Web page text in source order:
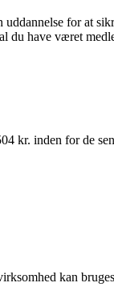
uddannelse for at
du have været
kr. inden for de
kan